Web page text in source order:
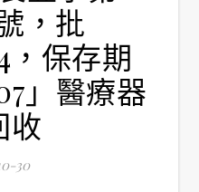
，批
，保存期
」醫療器
收
30